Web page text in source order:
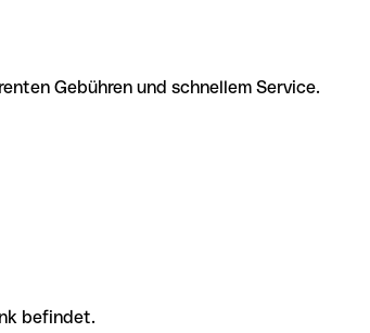
Gebühren und schnellem Service.
befindet.